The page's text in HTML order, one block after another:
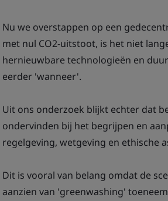
Nu we overstappen op een
met nul CO2-uitstoot, is het niet
hernieuwbare technologieën en
eerder 'wanneer'.
Uit ons onderzoek blijkt echter dat
ondervinden bij het begrijpen en
regelgeving, wetgeving en ethische
Dit is vooral van belang omdat de
aanzien van 'greenwashing'